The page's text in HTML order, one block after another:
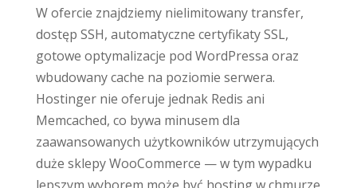
W ofercie znajdziemy nielimitowany transfer,
dostęp SSH, automatyczne certyfikaty SSL,
gotowe optymalizacje pod WordPressa oraz
wbudowany cache na poziomie serwera.
Hostinger nie oferuje jednak Redis ani
Memcached, co bywa minusem dla
zaawansowanych użytkowników utrzymujących
duże sklepy WooCommerce — w tym wypadku